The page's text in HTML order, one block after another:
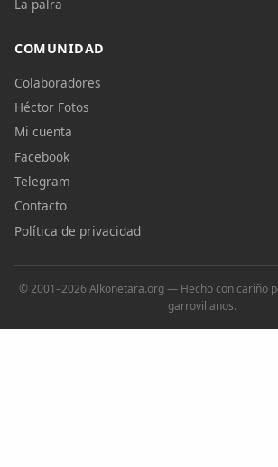
La palra
COMUNIDAD
Colaboradores
Héctor Fotos
Mi cuenta
Facebook
Telegram
Contacto
Política de privacidad
© 2001–2026 Alkonetara.org — Hecho con cariño
garrovillanos.